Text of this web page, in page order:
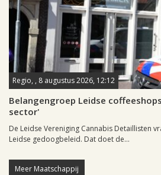
Regio, , 8 augustus 2026, 12:12
Belangengroep Leidse
sector'
De Leidse Vereniging Cannabis Detaillisten
Leidse gedoogbeleid. Dat doet de...
Meer Maatschappij